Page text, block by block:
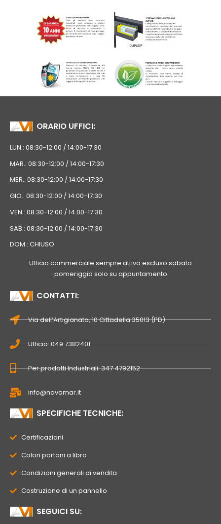
ORARIO UFFICI:
LUN.: 08:30-12:00 / 14:00-17:30
MAR.: 08:30-12:00 / 14:00-17:30
MER.: 08:30-12:00 / 14:00-17:30
GIO.: 08:30-12:00 / 14:00-17:30
VEN.: 08:30-12:00 / 14:00-17:30
SAB.: 08:30-12:00 / 14:00-17:30
DOM.: CHIUSO
Ufficio commerciale sempre attivo escluso sabato
pomeriggio solo su appuntamento
CONTATTI:
Via dell’Artigianato, 10 Cittadella 35013 (PD)
Ufficio: 049 7382401
Per prodotti Industriali: 347 4792152
info@novamar.it
SPECIFICHE TECNICHE:
Certificazioni
Colori portoni a libro
Condizioni generali di vendita
Costruzione di un pannello
SEGUICI SU: